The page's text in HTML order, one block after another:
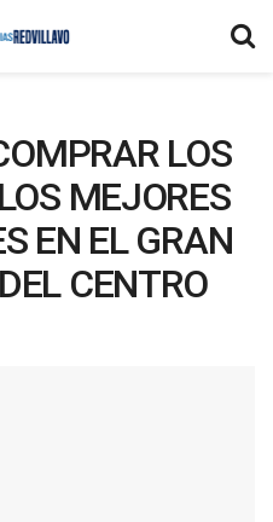
LOS
MEJORES
EN EL GRAN
CENTRO